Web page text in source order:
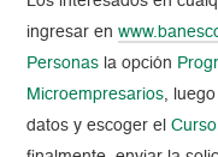
ingresar en
Personas la opción
Microempresarios,
datos y escoger elCurso